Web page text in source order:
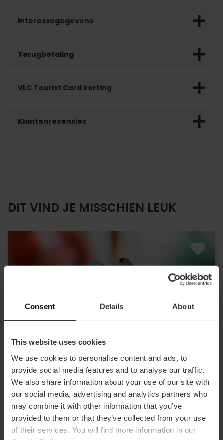
Consent Details About
This website uses cookies
We use cookies to personalise content and ads, to
provide social media features and to analyse our traffic.
We also share information about your use of our site with
our social media, advertising and analytics partners who
may combine it with other information that you’ve
provided to them or that they’ve collected from your use
of their services. You will find more information in our
Interessegegevens
Terugbetaling
VLC Tourist Card korting
Klantenrecensies
DIT VIND JE MISSCHIEN LEUK